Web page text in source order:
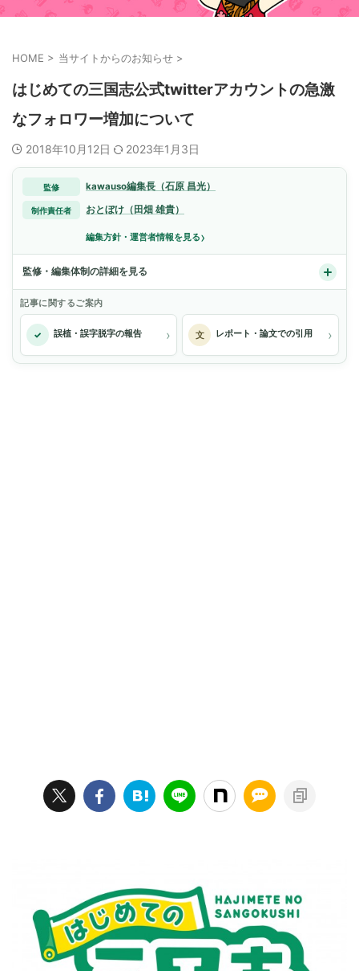
HOME > 当サイトからのお知らせ >
はじめての三国志公式twitterアカウントの急激
なフォロワー増加について
2018年10月12日 2023年1月3日
監修 kawauso編集長（石原 昌光）
制作責任者 おとぼけ（田畑 雄貴）
編集方針・運営者情報を見る›
監修・編集体制の詳細を見る
記事に関するご案内
✓ 誤植・誤字脱字の報告 › 文 レポート・論文での引用 ›